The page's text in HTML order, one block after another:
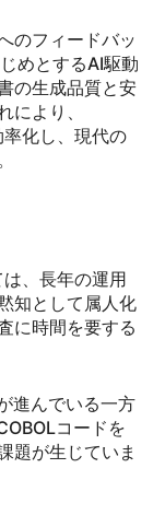
のフィードバッ
めとするAI駆動
の生成品質と安
により、
化し、現代の
、長年の運用
知として属人化
に時間を要する
進んでいる一方
コードを
題が生じていま